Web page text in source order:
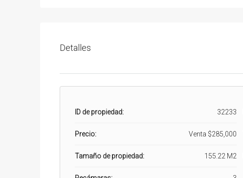
Detalles
ID de propiedad: 32233
Precio: Venta $285,000
Tamaño de propiedad: 155.22 M2